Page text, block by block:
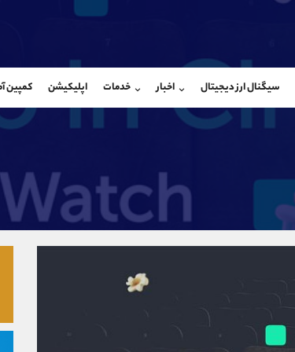
سیگنال ارز دیجیتال اخبار خدمات اپلیکیشن کمپین
شروع گفتگو شروع